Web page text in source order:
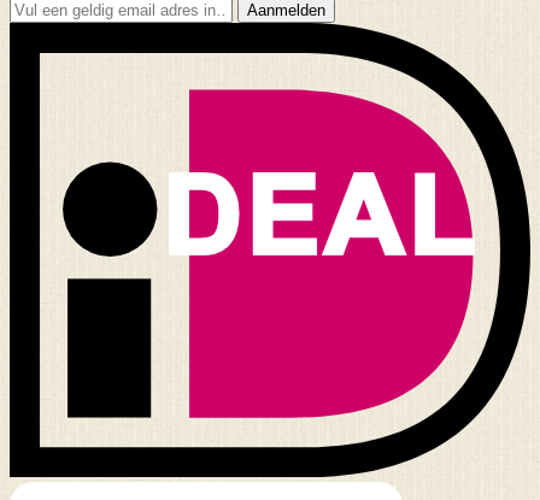
Aanmelden